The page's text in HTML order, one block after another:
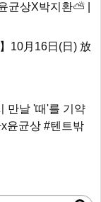
균상X박지환⛅ |
10月16日(日) 放
만날 '때'를 기약
윤균상 #텐트밖